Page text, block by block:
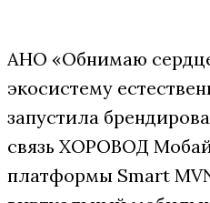
АНО «Обнимаю
экосистему
запустила
связь ХОРОВОД
платформы Smart